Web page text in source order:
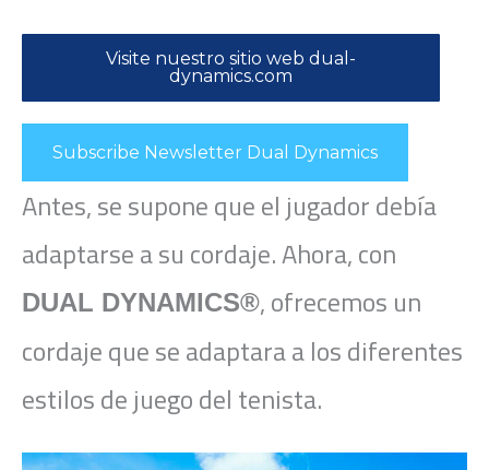
Visite nuestro sitio web dual-
dynamics.com
Subscribe Newsletter Dual Dynamics
Antes, se supone que el jugador debía
adaptarse a su cordaje. Ahora, con
DUAL DYNAMICS®, ofrecemos un
cordaje que se adaptara a los diferentes
estilos de juego del tenista.